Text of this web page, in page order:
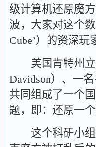
级计算机还原魔
波，大家对这个
Cube’）的资深玩
美国肯特州立
Davidson）、一
共同组成了一个
题，即：还原一
这个科研小组